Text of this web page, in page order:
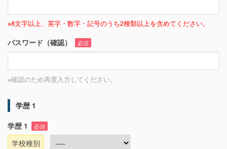
※8文字以上、英字・数字・記号のうち2種類以上を含めてください。
パスワード（確認） 必須
※確認のため再度入力してください。
学歴 1
学歴 1
必須
学校種別